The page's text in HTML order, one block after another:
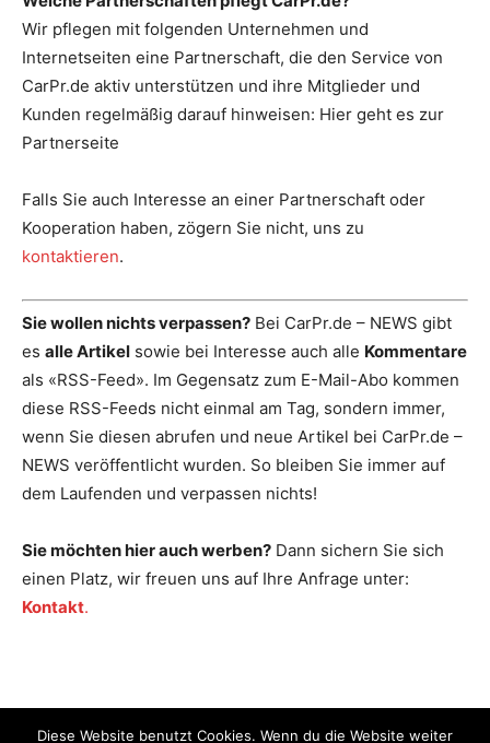
Wir pflegen mit folgenden Unternehmen und
Internetseiten eine Partnerschaft, die den Service von
CarPr.de aktiv unterstützen und ihre Mitglieder und
Kunden regelmäßig darauf hinweisen: Hier geht es zur
Partnerseite
Falls Sie auch Interesse an einer Partnerschaft oder
Kooperation haben, zögern Sie nicht, uns zu
kontaktieren.
Sie wollen nichts verpassen? Bei CarPr.de – NEWS gibt
es alle Artikel sowie bei Interesse auch alle Kommentare
als «RSS-Feed». Im Gegensatz zum E-Mail-Abo kommen
diese RSS-Feeds nicht einmal am Tag, sondern immer,
wenn Sie diesen abrufen und neue Artikel bei CarPr.de –
NEWS veröffentlicht wurden. So bleiben Sie immer auf
dem Laufenden und verpassen nichts!
Sie möchten hier auch werben? Dann sichern Sie sich
einen Platz, wir freuen uns auf Ihre Anfrage unter:
Kontakt.
Diese Website benutzt Cookies. Wenn du die Website weiter